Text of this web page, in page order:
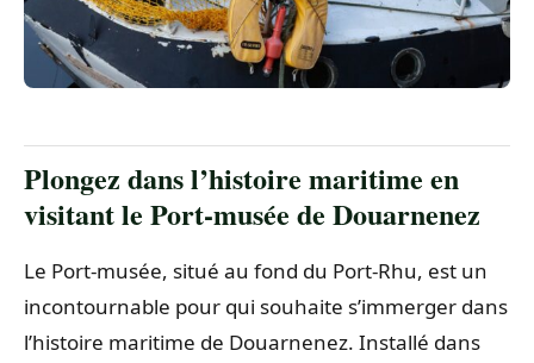
Plongez dans l’histoire maritime en
visitant le Port-musée de Douarnenez
Le Port-musée, situé au fond du Port-Rhu, est un
incontournable pour qui souhaite s’immerger dans
l’histoire maritime de Douarnenez. Installé dans